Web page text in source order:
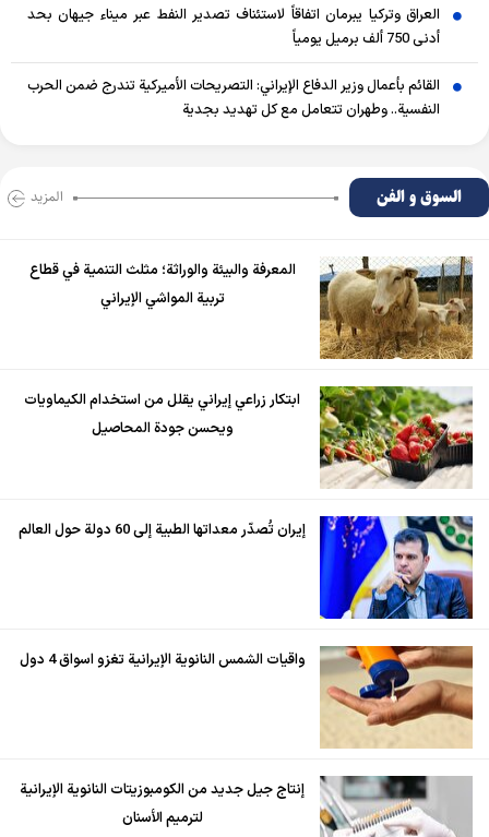
العراق وتركيا يبرمان اتفاقاً لاستئناف تصدير النفط عبر ميناء جيهان بحد
أدنى 750 ألف برميل يومياً
القائم بأعمال وزير الدفاع الإيراني: التصريحات الأميركية تندرج ضمن الحرب
النفسية.. وطهران تتعامل مع كل تهديد بجدية
السوق و الفن المزید
المعرفة والبيئة والوراثة؛ مثلث التنمية في قطاع
تربية المواشي الإيراني
ابتكار زراعي إيراني يقلل من استخدام الكيماويات
ويحسن جودة المحاصيل
إيران تُصدّر معداتها الطبية إلى 60 دولة حول العالم
واقيات الشمس النانوية الإيرانية تغزو اسواق 4 دول
إنتاج جيل جديد من الكومبوزيتات النانوية الإيرانية
لترميم الأسنان